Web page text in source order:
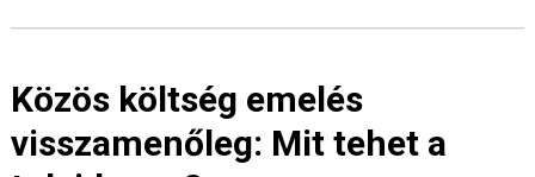
Közös költség emelés
visszamenőleg: Mit tehet a